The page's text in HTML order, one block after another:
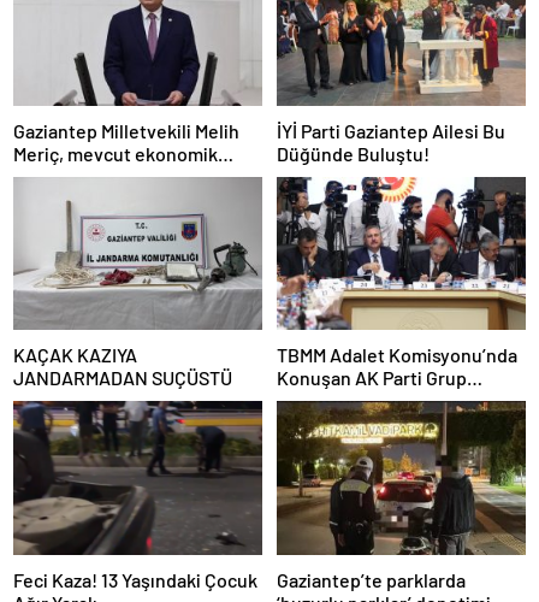
Gaziantep Milletvekili Melih
Meriç, mevcut ekonomik
koşullarda dar gelirli
vatandaşların konut sahibi
olmasının neredeyse
imkânsız
İYİ Parti Gaziantep Ailesi Bu
Düğünde Buluştu!
KAÇAK KAZIYA
JANDARMADAN SUÇÜSTÜ
TBMM Adalet Komisyonu’nda
Konuşan AK Parti Grup
Başkanvekili Abdulhamit Gül:
“Kanun Teklifi Milletimizin
Teklifidir”
Feci Kaza! 13 Yaşındaki Çocuk
Gaziantep’te parklarda